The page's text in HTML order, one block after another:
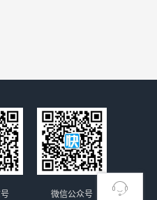
微信公众号